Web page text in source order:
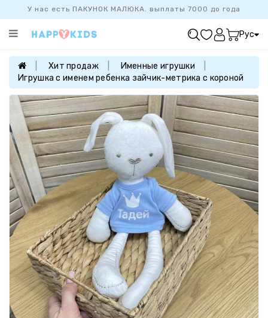
У нас есть ПАКУНОК МАЛЮКА. выплаты 7000 до года
Категории
ПРОДАЖ
БАЗОВАЯ
КОЛЛЕКЦИЯ
ДЕВОЧКАМ
МАЛЬЧИКАМ
НОВОРОЖДЕННЫМ
FAMILYLOOK
Рус
Хит продаж
Именные игрушки
Игрушка с именем ребенка зайчик-метрика с короной